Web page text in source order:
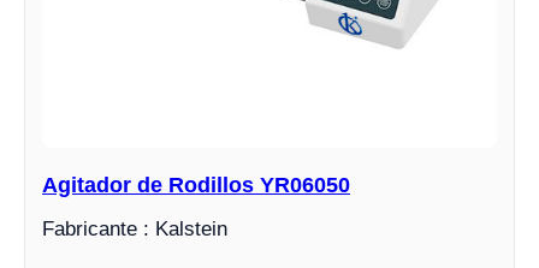
Agitador de Rodillos YR06050
Fabricante : Kalstein